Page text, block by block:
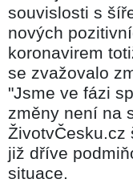
souvislosti s
nových
koronavirem
se zvažovalo
"Jsme ve fázi
změny není na
ŽivotvČesku.cz
již dříve
situace.